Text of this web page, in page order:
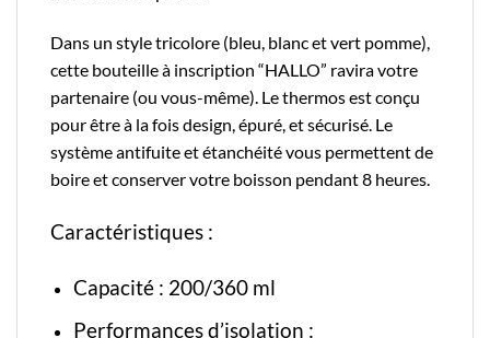
Dans un style tricolore (bleu, blanc et vert pomme),
cette bouteille à inscription “HALLO” ravira votre
partenaire (ou vous-même). Le thermos est conçu
pour être à la fois design, épuré, et sécurisé. Le
système antifuite et étanchéité vous permettent de
boire et conserver votre boisson pendant 8 heures.
Caractéristiques :
Capacité : 200/360 ml
Performances d’isolation :